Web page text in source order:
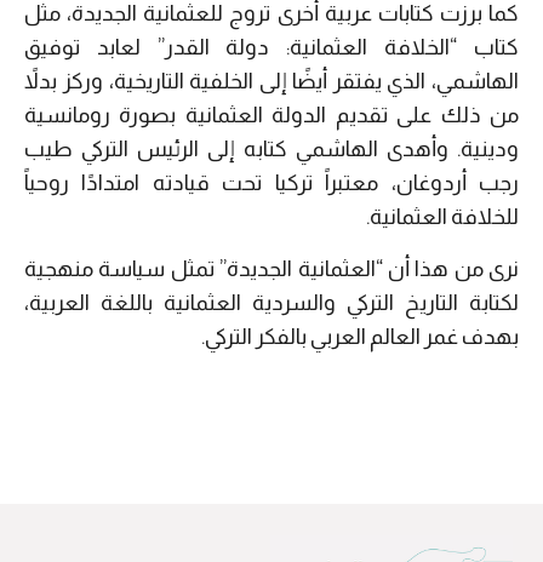
كما برزت كتابات عربية أخرى تروج للعثمانية الجديدة، مثل
كتاب “الخلافة العثمانية: دولة القدر” لعابد توفيق
الهاشمي، الذي يفتقر أيضًا إلى الخلفية التاريخية، وركز بدلاً
من ذلك على تقديم الدولة العثمانية بصورة رومانسية
ودينية. وأهدى الهاشمي كتابه إلى الرئيس التركي طيب
رجب أردوغان، معتبراً تركيا تحت قيادته امتدادًا روحياً
للخلافة العثمانية.
نرى من هذا أن “العثمانية الجديدة” تمثل سياسة منهجية
لكتابة التاريخ التركي والسردية العثمانية باللغة العربية،
بهدف غمر العالم العربي بالفكر التركي.